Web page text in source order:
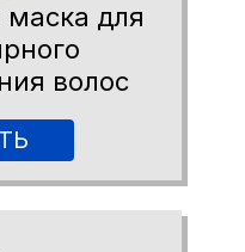
для
волос